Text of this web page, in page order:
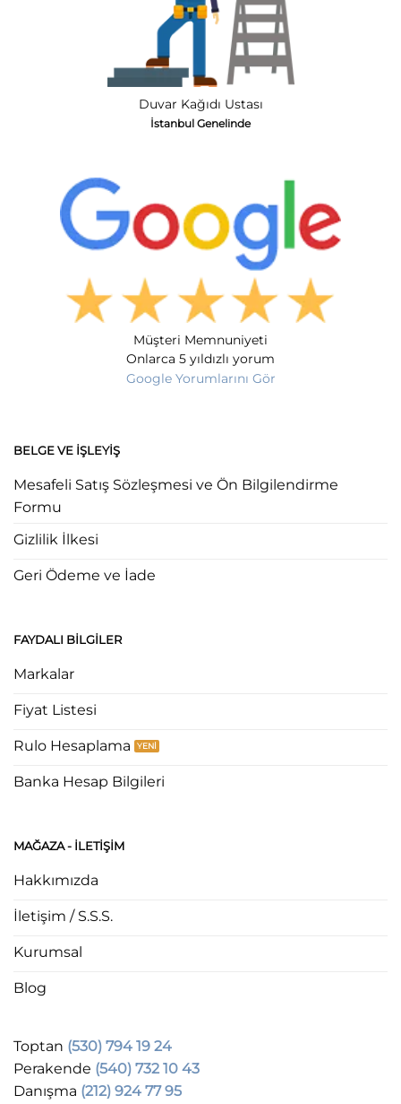
Duvar Kağıdı Ustası
İstanbul Genelinde
Müşteri Memnuniyeti
Onlarca 5 yıldızlı yorum
Google Yorumlarını Gör
BELGE VE İŞLEYIŞ
Mesafeli Satış Sözleşmesi ve Ön Bilgilendirme
Formu
Gizlilik İlkesi
Geri Ödeme ve İade
FAYDALI BILGILER
Markalar
Fiyat Listesi
Rulo Hesaplama
Banka Hesap Bilgileri
MAĞAZA - ILETIŞIM
Hakkımızda
İletişim / S.S.S.
Kurumsal
Blog
Toptan (530) 794 19 24
Perakende (540) 732 10 43
Danışma (212) 924 77 95